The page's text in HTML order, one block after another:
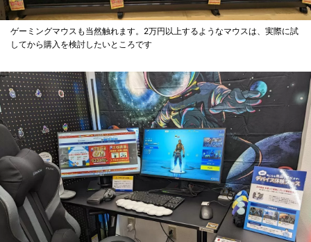
ゲーミングマウスも当然触れます。2万円以上するようなマウスは、実際に試
してから購入を検討したいところです